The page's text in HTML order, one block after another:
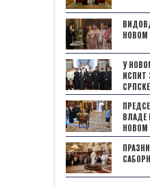
НОВОМ
У
ИСПИТ
ВЛАДЕ
НОВОМ